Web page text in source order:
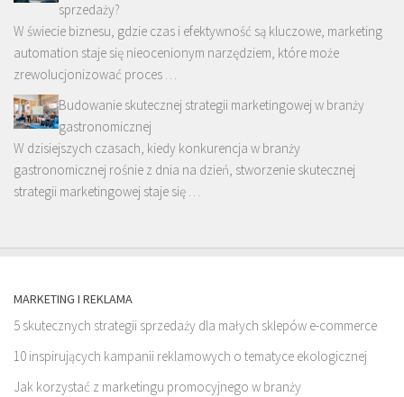
sprzedaży?
W świecie biznesu, gdzie czas i efektywność są kluczowe, marketing
automation staje się nieocenionym narzędziem, które może
zrewolucjonizować proces …
Budowanie skutecznej strategii marketingowej w branży
gastronomicznej
W dzisiejszych czasach, kiedy konkurencja w branży
gastronomicznej rośnie z dnia na dzień, stworzenie skutecznej
strategii marketingowej staje się …
MARKETING I REKLAMA
5 skutecznych strategii sprzedaży dla małych sklepów e-commerce
10 inspirujących kampanii reklamowych o tematyce ekologicznej
Jak korzystać z marketingu promocyjnego w branży